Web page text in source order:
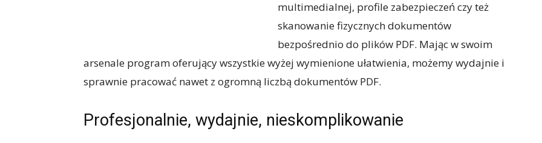
multimedialnej, profile zabezpieczeń czy też
skanowanie fizycznych dokumentów
bezpośrednio do plików PDF. Mając w swoim
arsenale program oferujący wszystkie wyżej wymienione ułatwienia, możemy wydajnie i
sprawnie pracować nawet z ogromną liczbą dokumentów PDF.
Profesjonalnie, wydajnie, nieskomplikowanie